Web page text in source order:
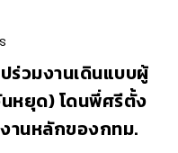
ร่วมงานเดินแบบผู้
หยุด) โดนพี่ศรีตั้ง
งานหลักของกทม.